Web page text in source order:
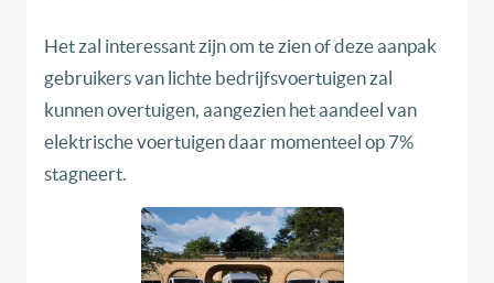
Het zal interessant zijn om te zien of deze aanpak
gebruikers van lichte bedrijfsvoertuigen zal
kunnen overtuigen, aangezien het aandeel van
elektrische voertuigen daar momenteel op 7%
stagneert.